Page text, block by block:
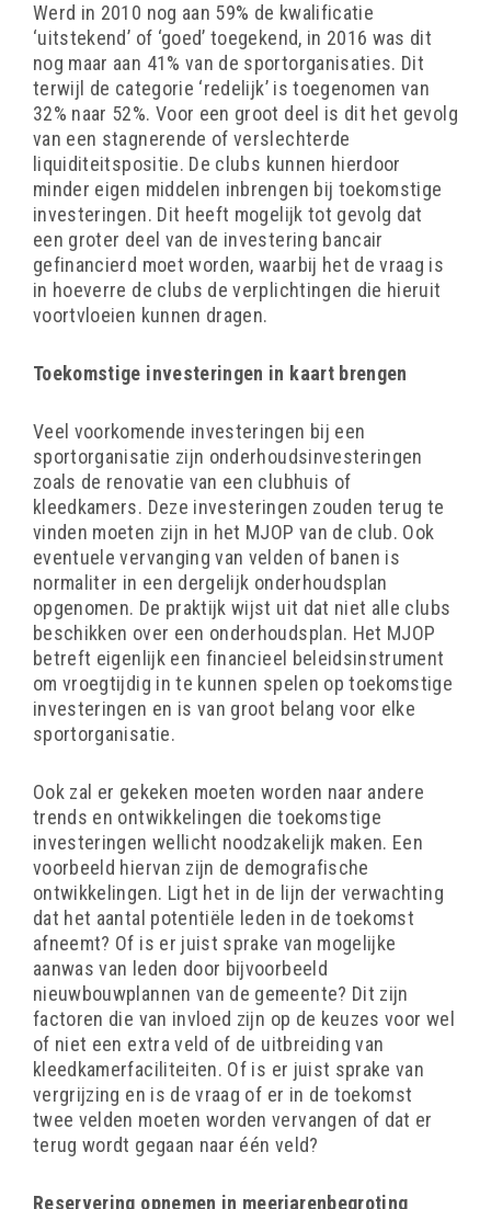
Werd in 2010 nog aan 59% de kwalificatie
‘uitstekend’ of ‘goed’ toegekend, in 2016 was dit
nog maar aan 41% van de sportorganisaties. Dit
terwijl de categorie ‘redelijk’ is toegenomen van
32% naar 52%. Voor een groot deel is dit het gevolg
van een stagnerende of verslechterde
liquiditeitspositie. De clubs kunnen hierdoor
minder eigen middelen inbrengen bij toekomstige
investeringen. Dit heeft mogelijk tot gevolg dat
een groter deel van de investering bancair
gefinancierd moet worden, waarbij het de vraag is
in hoeverre de clubs de verplichtingen die hieruit
voortvloeien kunnen dragen.
Toekomstige investeringen in kaart brengen
Veel voorkomende investeringen bij een
sportorganisatie zijn onderhoudsinvesteringen
zoals de renovatie van een clubhuis of
kleedkamers. Deze investeringen zouden terug te
vinden moeten zijn in het MJOP van de club. Ook
eventuele vervanging van velden of banen is
normaliter in een dergelijk onderhoudsplan
opgenomen. De praktijk wijst uit dat niet alle clubs
beschikken over een onderhoudsplan. Het MJOP
betreft eigenlijk een financieel beleidsinstrument
om vroegtijdig in te kunnen spelen op toekomstige
investeringen en is van groot belang voor elke
sportorganisatie.
Ook zal er gekeken moeten worden naar andere
trends en ontwikkelingen die toekomstige
investeringen wellicht noodzakelijk maken. Een
voorbeeld hiervan zijn de demografische
ontwikkelingen. Ligt het in de lijn der verwachting
dat het aantal potentiële leden in de toekomst
afneemt? Of is er juist sprake van mogelijke
aanwas van leden door bijvoorbeeld
nieuwbouwplannen van de gemeente? Dit zijn
factoren die van invloed zijn op de keuzes voor wel
of niet een extra veld of de uitbreiding van
kleedkamerfaciliteiten. Of is er juist sprake van
vergrijzing en is de vraag of er in de toekomst
twee velden moeten worden vervangen of dat er
terug wordt gegaan naar één veld?
Reservering opnemen in meerjarenbegroting